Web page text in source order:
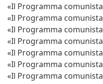
«Il Programma
«Il Programma
«Il Programma
«Il Programma
«Il Programma
«Il Programma
«Il Programma